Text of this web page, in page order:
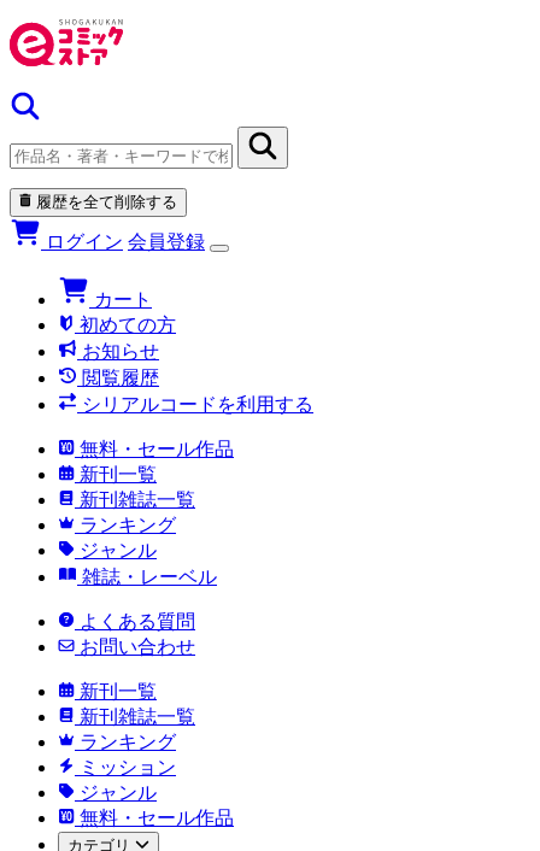
履歴を全て削除する
ログイン 会員登録
カート
初めての方
お知らせ
閲覧履歴
シリアルコードを利用する
無料・セール作品
新刊一覧
新刊雑誌一覧
ランキング
ジャンル
雑誌・レーベル
よくある質問
お問い合わせ
新刊一覧
新刊雑誌一覧
ランキング
ミッション
ジャンル
無料・セール作品
カテゴリ